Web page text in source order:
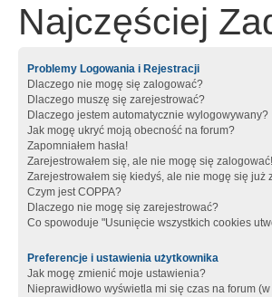
Najczęściej
Problemy Logowania i Rejestracji
Dlaczego nie mogę się zalogować?
Dlaczego muszę się zarejestrować?
Dlaczego jestem automatycznie wylogowywany?
Jak mogę ukryć moją obecność na forum?
Zapomniałem hasła!
Zarejestrowałem się, ale nie mogę się zalogować!
Zarejestrowałem się kiedyś, ale nie mogę się już
Czym jest COPPA?
Dlaczego nie mogę się zarejestrować?
Co spowoduje "Usunięcie wszystkich cookies
Preferencje i ustawienia użytkownika
Jak mogę zmienić moje ustawienia?
Nieprawidłowo wyświetla mi się czas na forum